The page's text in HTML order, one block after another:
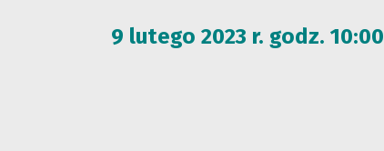
9 lutego 2023 r. godz. 10:00